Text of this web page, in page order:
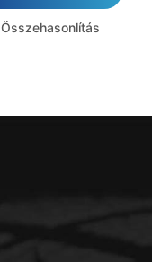
Összehasonlítás